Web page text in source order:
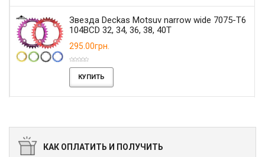
Звезда Deckas Motsuv narrow wide 7075-T6
104BCD 32, 34, 36, 38, 40T
295.00грн.
КУПИТЬ
КАК ОПЛАТИТЬ И ПОЛУЧИТЬ